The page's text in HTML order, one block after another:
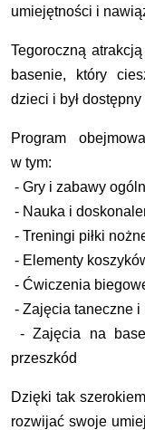
umiejętności i
Tegoroczną
basenie, który
dzieci i był
Program
w tym:
- Gry i zabawy
- Nauka i
- Treningi piłki
- Elementy
- Ćwiczenia
- Zajęcia taneczne
- Zajęcia na
przeszkód
Dzięki tak
rozwijać swoje